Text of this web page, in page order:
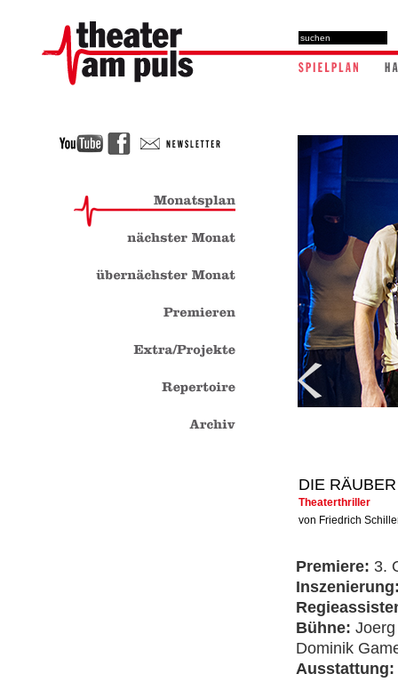
DIE RÄUBER
Theaterthriller
von Friedrich
Premiere: 3.
Bühne:
Dominik
Ausstattung: